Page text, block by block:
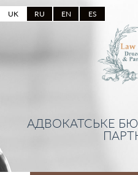
UK RU EN ES
АДВОКАТСЬКЕ